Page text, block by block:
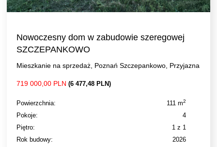
Nowoczesny dom w zabudowie szeregowej
SZCZEPANKOWO
Mieszkanie na sprzedaż, Poznań Szczepankowo, Przyjazna
719 000,00 PLN (6 477,48 PLN)
Powierzchnia: 111 m2
Pokoje:
4
Piętro:
1 z 1
Rok budowy:
2026